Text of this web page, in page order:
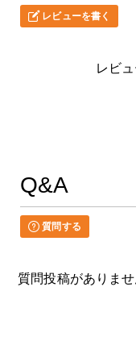
レビューを書く
レビ
Q&A
質問する
質問投稿がありま